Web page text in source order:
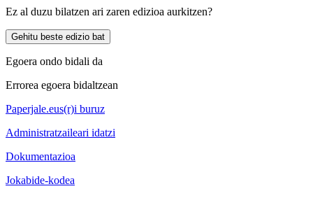
Ez al duzu bilatzen ari zaren edizioa aurkitzen?
Gehitu beste edizio bat
Egoera ondo bidali da
Errorea egoera bidaltzean
Paperjale.eus(r)i buruz
Administratzaileari idatzi
Dokumentazioa
Jokabide-kodea